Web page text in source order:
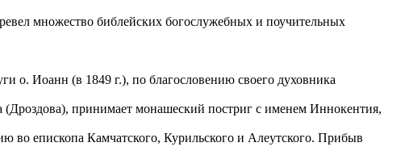
множество библейских богослужебных и поучительных
о. Иоанн (в 1849 г.), по благословению своего духовника
(Дроздова), принимает монашеский постриг с именем Иннокентия,
во епископа Камчатского, Курильского и Алеутского. Прибыв